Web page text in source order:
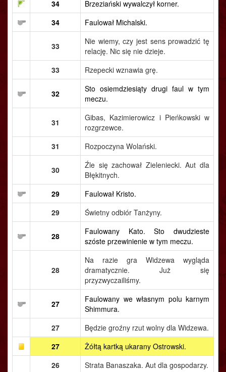
34
Brzeziański wywalczył korner.
34
Faulował Michalski.
33
Nie wiemy, czy jest sens prowadzić tę
relację. Nic się nie dzieje.
33
Rzepecki wznawia grę.
32
Sto osiemdziesiąty drugi faul w tym
meczu.
31
Gibas, Kazimierowicz i Pieńkowski w
rozgrzewce.
31
Rozpoczyna Wolański.
30
Źle się zachował Zieleniecki. Aut dla
Błękitnych.
29
Faulował Kristo.
29
Świetny odbiór Tanżyny.
28
Faulowany Kato. Sto dwudzieste
szóste przewinienie w tym meczu.
28
Na razie gra Widzewa wygląda
dramatycznie. Już się
przyzwyczailiśmy.
27
Faulowany we własnym polu karnym
Shimmura.
27
Będzie groźny rzut wolny dla Widzewa.
27
Żółtą kartką ukarany Ostrowski.
26
Strata Banaszaka. Aut dla gospodarzy.